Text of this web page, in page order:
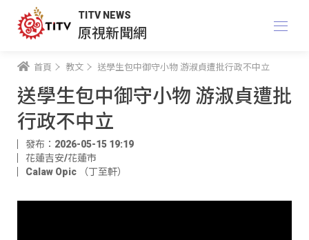
TITV NEWS
原視新聞網
首頁 教文 送學生包中御守小物 游淑貞遭批行政不中立
送學生包中御守小物 游淑貞遭批
行政不中立
發布：2026-05-15 19:19
花蓮吉安/花蓮市
Calaw Opic （丁至軒）